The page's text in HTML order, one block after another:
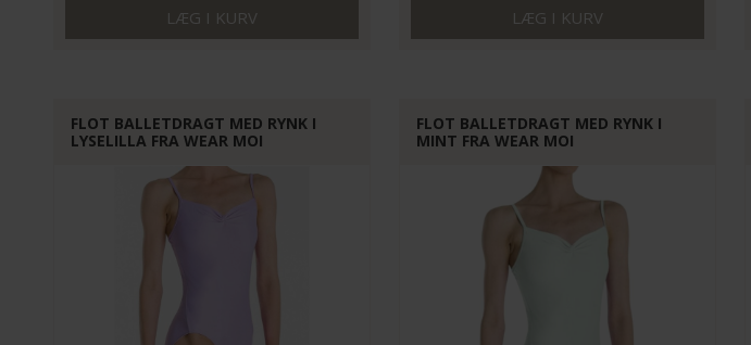
FLOT BALLETDRAGT MED RYNK I
LYSELILLA FRA WEAR MOI
FLOT BALLETDRAGT MED RYNK I
MINT FRA WEAR MOI